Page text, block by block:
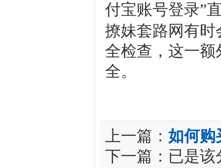
付宝账号登录”
撩妹套路网有
全检查，这一
全。
上一篇： 如何购
下一篇：已是